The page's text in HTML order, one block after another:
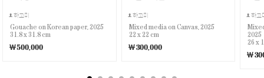
하고미
Gouache on Korean paper, 2025
31.8 x 31.8 cm
￦500,000
하고미
Mixed media on Canvas, 2025
22 x 22 cm
￦300,000
하고
2025
26 x
￦